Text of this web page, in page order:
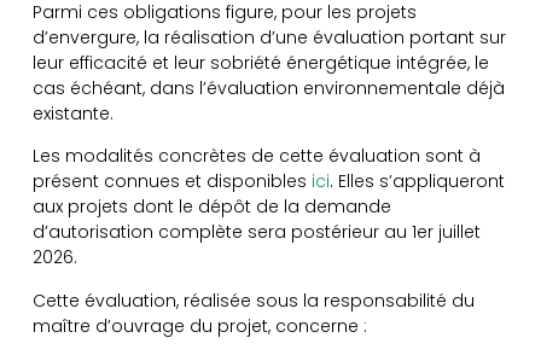
Parmi ces obligations figure, pour les projets
d’envergure, la réalisation d’une évaluation portant sur
leur efficacité et leur sobriété énergétique intégrée, le
cas échéant, dans l’évaluation environnementale déjà
existante.
Les modalités concrètes de cette évaluation sont à
présent connues et disponibles ici. Elles s’appliqueront
aux projets dont le dépôt de la demande
d’autorisation complète sera postérieur au 1er juillet
2026.
Cette évaluation, réalisée sous la responsabilité du
maître d’ouvrage du projet, concerne :